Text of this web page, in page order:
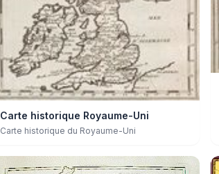
Carte historique Royaume-Uni
Carte historique du Royaume-Uni